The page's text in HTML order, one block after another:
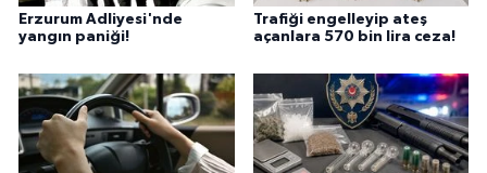
Erzurum Adliyesi'nde
yangın paniği!
Trafiği engelleyip ateş
açanlara 570 bin lira ceza!